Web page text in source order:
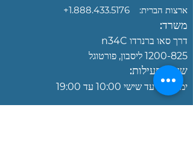
ארצות הברית:
‎+1.888.433.5176
משרד:
דרך סאו ברנרדו n34C
1200-825 ליסבון, פורטוגל
שעות פעילות:
ימים שני עד שישי 10:00 עד 19:00